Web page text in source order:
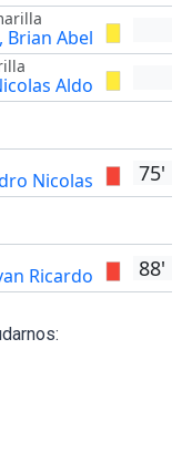
Brian Abel
Aldo
75'
Nicolas
88'
Ricardo